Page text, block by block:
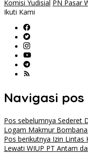
Komisi Yudisial PN Pasar
Ikuti Kami
Navigasi pos
Pos sebelumnya Sederet
Logam Makmur
Pos berikutnya Izin Lintas
Lewati WIUP PT Antam